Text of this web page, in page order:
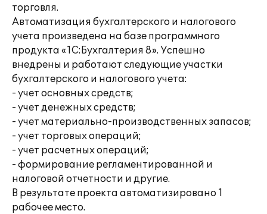
торговля.
Автоматизация бухгалтерского и налогового
учета произведена на базе программного
продукта «1С:Бухгалтерия 8». Успешно
внедрены и работают следующие участки
бухгалтерского и налогового учета:
- учет основных средств;
- учет денежных средств;
- учет материально-производственных запасов;
- учет торговых операций;
- учет расчетных операций;
- формирование регламентированной и
налоговой отчетности и другие.
В результате проекта автоматизировано 1
рабочее место.